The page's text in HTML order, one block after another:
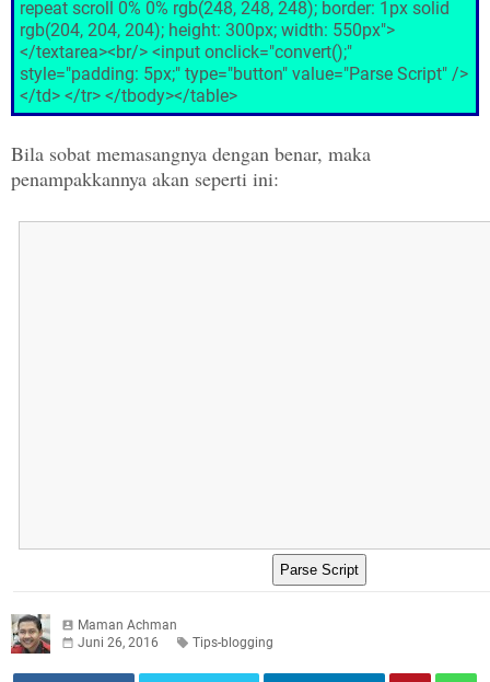
repeat scroll 0% 0% rgb(248, 248, 248); border: 1px solid
rgb(204, 204, 204); height: 300px; width: 550px">
</textarea><br/> <input onclick="convert();"
style="padding: 5px;" type="button" value="Parse Script" />
</td> </tr> </tbody></table>
Bila sobat memasangnya dengan benar, maka
penampakkannya akan seperti ini:
Maman Achman
Juni 26, 2016
Tips-blogging